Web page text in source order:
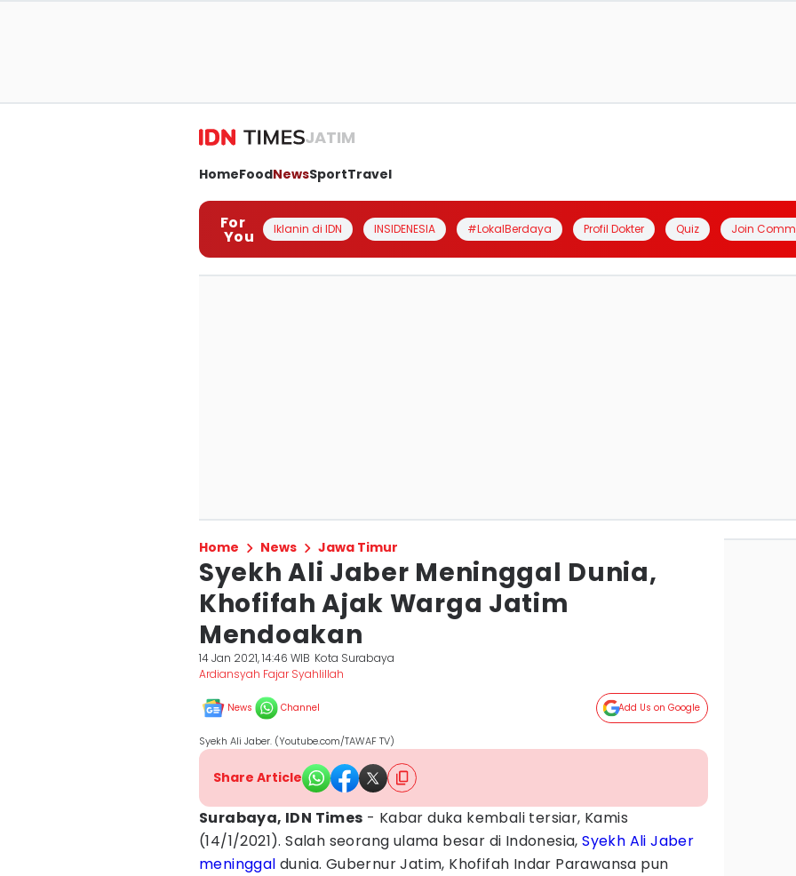
JATIM
HomeFoodNewsSportTravel
For
You Iklanin di IDN INSIDENESIA #LokalBerdaya Profil Dokter Quiz Join
Home News Jawa Timur
Syekh Ali Jaber Meninggal Dunia,
Khofifah Ajak Warga Jatim
Mendoakan
14 Jan 2021, 14:46 WIB Kota Surabaya
Ardiansyah Fajar Syahlillah
News Channel Add Us on Google
Syekh Ali Jaber. (Youtube.com/TAWAF TV)
Share Article
Surabaya, IDN Times - Kabar duka kembali tersiar, Kamis
(14/1/2021). Salah seorang ulama besar di Indonesia,Syekh Ali Jaber
meninggal dunia. Gubernur Jatim, Khofifah Indar Parawansa pun